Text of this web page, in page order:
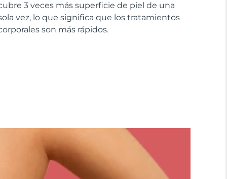
3 veces más superficie de piel de una
vez, lo que significa que los tratamientos
son más rápidos.